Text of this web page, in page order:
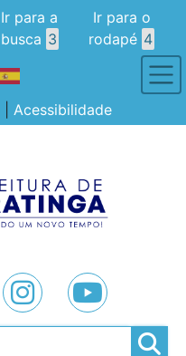
Ir para a
busca 3
Ir para o
rodapé 4
Acessibilidade